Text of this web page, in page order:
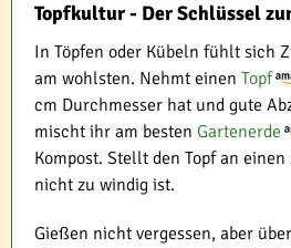
Topfkultur - Der Schlüssel
In Töpfen oder Kübeln fühlt sich
am wohlsten. Nehmt einen Topf
cm Durchmesser hat und gute
mischt ihr am besten Gartenerde
Kompost. Stellt den Topf an
nicht zu windig ist.
Gießen nicht vergessen, aber